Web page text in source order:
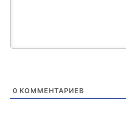
0 КОММЕНТАРИЕВ